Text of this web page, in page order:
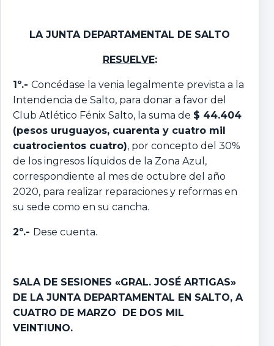
LA JUNTA DEPARTAMENTAL DE SALTO
RESUELVE:
1º.- Concédase la venia legalmente prevista a la
Intendencia de Salto, para donar a favor del
Club Atlético Fénix Salto, la suma de $ 44.404
(pesos uruguayos, cuarenta y cuatro mil
cuatrocientos cuatro), por concepto del 30%
de los ingresos líquidos de la Zona Azul,
correspondiente al mes de octubre del año
2020, para realizar reparaciones y reformas en
su sede como en su cancha.
2º.- Dese cuenta.
SALA DE SESIONES «GRAL. JOSÉ ARTIGAS»
DE LA JUNTA DEPARTAMENTAL EN SALTO, A
CUATRO DE MARZO DE DOS MIL
VEINTIUNO.